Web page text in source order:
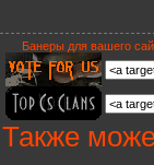
Банеры для вашего
Также